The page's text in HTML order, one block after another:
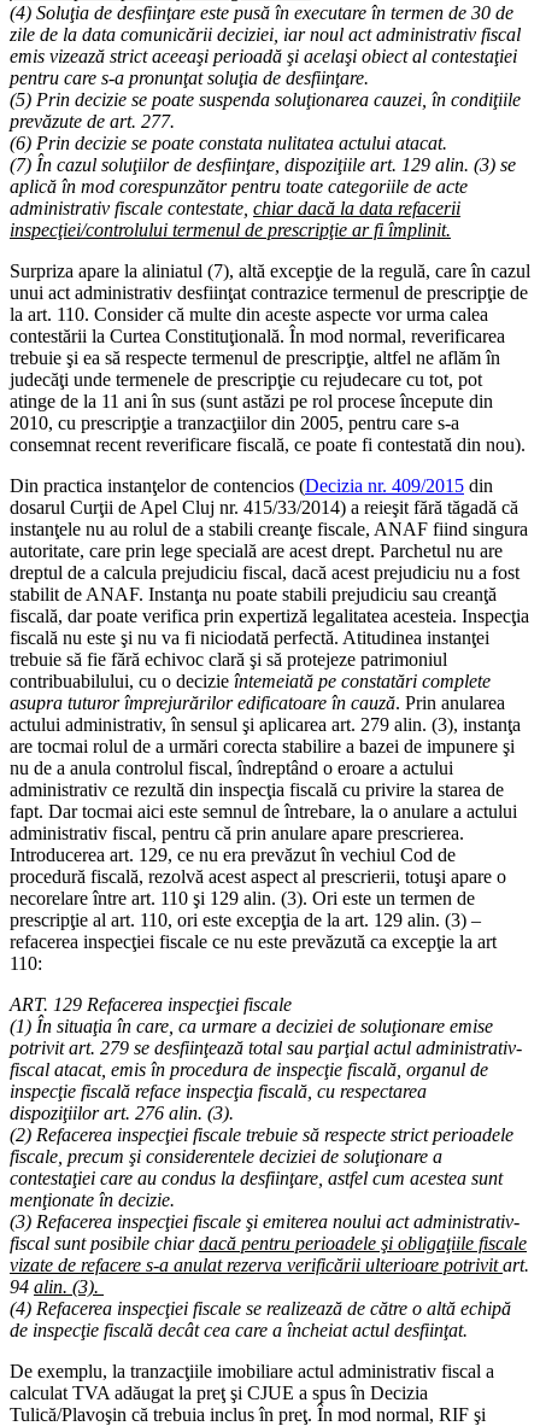
(4) Soluţia de desfiinţare este pusă în executare în termen de 30 de
zile de la data comunicării deciziei, iar noul act administrativ fiscal
emis vizează strict aceeaşi perioadă şi acelaşi obiect al contestaţiei
pentru care s-a pronunţat soluţia de desfiinţare.
(5) Prin decizie se poate suspenda soluţionarea cauzei, în condiţiile
prevăzute de art. 277.
(6) Prin decizie se poate constata nulitatea actului atacat.
(7) În cazul soluţiilor de desfiinţare, dispoziţiile art. 129 alin. (3) se
aplică în mod corespunzător pentru toate categoriile de acte
administrativ fiscale contestate, chiar dacă la data refacerii
inspecţiei/controlului termenul de prescripţie ar fi împlinit.
Surpriza apare la aliniatul (7), altă excepţie de la regulă, care în cazul
unui act administrativ desfiinţat contrazice termenul de prescripţie de
la art. 110. Consider că multe din aceste aspecte vor urma calea
contestării la Curtea Constituţională. În mod normal, reverificarea
trebuie şi ea să respecte termenul de prescripţie, altfel ne aflăm în
judecăţi unde termenele de prescripţie cu rejudecare cu tot, pot
atinge de la 11 ani în sus (sunt astăzi pe rol procese începute din
2010, cu prescripţie a tranzacţiilor din 2005, pentru care s-a
consemnat recent reverificare fiscală, ce poate fi contestată din nou).
Din practica instanţelor de contencios (Decizia nr. 409/2015 din
dosarul Curţii de Apel Cluj nr. 415/33/2014) a reieşit fără tăgadă că
instanţele nu au rolul de a stabili creanţe fiscale, ANAF fiind singura
autoritate, care prin lege specială are acest drept. Parchetul nu are
dreptul de a calcula prejudiciu fiscal, dacă acest prejudiciu nu a fost
stabilit de ANAF. Instanţa nu poate stabili prejudiciu sau creanţă
fiscală, dar poate verifica prin expertiză legalitatea acesteia. Inspecţia
fiscală nu este şi nu va fi niciodată perfectă. Atitudinea instanţei
trebuie să fie fără echivoc clară şi să protejeze patrimoniul
contribuabilului, cu o decizie întemeiată pe constatări complete
asupra tuturor împrejurărilor edificatoare în cauză. Prin anularea
actului administrativ, în sensul şi aplicarea art. 279 alin. (3), instanţa
are tocmai rolul de a urmări corecta stabilire a bazei de impunere şi
nu de a anula controlul fiscal, îndreptând o eroare a actului
administrativ ce rezultă din inspecţia fiscală cu privire la starea de
fapt. Dar tocmai aici este semnul de întrebare, la o anulare a actului
administrativ fiscal, pentru că prin anulare apare prescrierea.
Introducerea art. 129, ce nu era prevăzut în vechiul Cod de
procedură fiscală, rezolvă acest aspect al prescrierii, totuşi apare o
necorelare între art. 110 şi 129 alin. (3). Ori este un termen de
prescripţie al art. 110, ori este excepţia de la art. 129 alin. (3) –
refacerea inspecţiei fiscale ce nu este prevăzută ca excepţie la art
110:
ART. 129 Refacerea inspecţiei fiscale
(1) În situaţia în care, ca urmare a deciziei de soluţionare emise
potrivitart. 279 se desfiinţează total sau parţial actul administrativ-
fiscal atacat, emis în procedura de inspecţie fiscală, organul de
inspecţie fiscală reface inspecţia fiscală, cu respectarea
dispoziţiilorart. 276 alin. (3).
(2) Refacerea inspecţiei fiscale trebuie să respecte strict perioadele
fiscale, precum şi considerentele deciziei de soluţionare a
contestaţiei care au condus la desfiinţare, astfel cum acestea sunt
menţionate în decizie.
(3) Refacerea inspecţiei fiscale şi emiterea noului act administrativ-
fiscal sunt posibile chiardacă pentru perioadele şi obligaţiile fiscale
vizate de refacere s-a anulat rezerva verificării ulterioare potrivitart.
94 alin. (3).
(4) Refacerea inspecţiei fiscale se realizează de către o altă echipă
de inspecţie fiscală decât cea care a încheiat actul desfiinţat.
De exemplu, la tranzacţiile imobiliare actul administrativ fiscal a
calculat TVA adăugat la preţ şi CJUE a spus în Decizia
Tulică/Plavoşin că trebuia inclus în preţ. În mod normal, RIF şi